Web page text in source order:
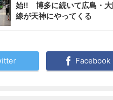
始!! 博多に続いて広島・大
線が天神にやってくる
Facebook